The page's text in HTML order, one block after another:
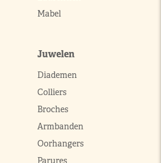
Mabel
Juwelen
Diademen
Colliers
Broches
Armbanden
Oorhangers
Parures